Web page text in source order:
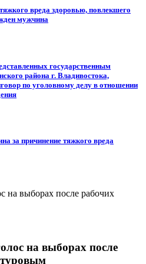
вреда здоровью, повлекшего
мужчина
государственным
района г. Владивостока,
по уголовному делу в отношении
за причинение тяжкого вреда
на выборах после